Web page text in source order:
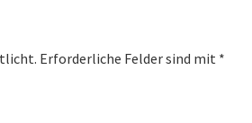
Erforderliche Felder sind mit *